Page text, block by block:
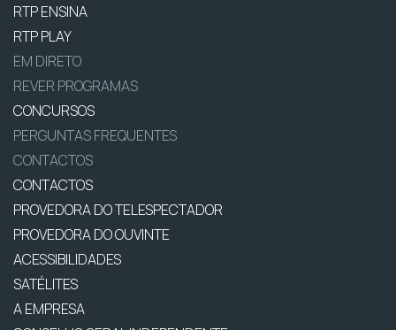
RTP ENSINA
RTP PLAY
EM DIRETO
REVER PROGRAMAS
CONCURSOS
PERGUNTAS FREQUENTES
CONTACTOS
CONTACTOS
PROVEDORA DO TELESPECTADOR
PROVEDORA DO OUVINTE
ACESSIBILIDADES
SATÉLITES
A EMPRESA